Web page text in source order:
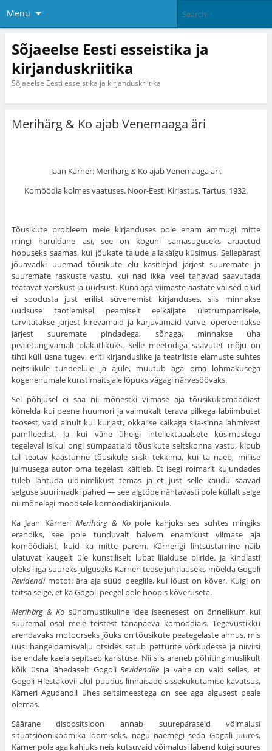
Menu
Sõjaeelse Eesti esseistika ja
kirjanduskriitika
Sõjaeelse Eesti esseistika ja kirjanduskriitika
Merihärg & Ko ajab Venemaaga äri
Jaan Kärner: Merihärg& Ko ajab Venemaaga äri.
Komöödia kolmes vaatuses. Noor-Eesti Kirjastus, Tartus, 1932.
Tõusikute probleem meie kirjanduses pole enam ammugi mitte
mingi haruldane asi, see on koguni samasuguseks äraaetud
hobuseks saamas, kui jõukate talude allakäigu küsimus. Sellepärast
jõuavadki uuemad tõusikute elu käsitlejad järjest suuremate ja
suuremate raskuste vastu, kui nad ikka veel tahavad saavutada
teatavat värskust ja uudsust. Kuna aga viimaste aastate välised olud
ei soodusta just erilist süvenemist kirjanduses, siis minnakse
uudsuse taotlemisel peamiselt eelkäijate ületrumpamisele,
tarvitatakse järjest kirevamaid ja karjuvamaid värve, opereeritakse
järjest suuremate pindadega, sõnaga, minnakse üha
pealetungivamalt plakatlikuks. Selle meetodiga saavutet mõju on
tihti küll üsna tugev, eriti kirjanduslike ja teatriliste elamuste suhtes
neitsilikule tundeelule ja ajule, muutub aga oma lohmakusega
kogenenumale kunstimaitsjale lõpuks vägagi närvesöövaks.
Sel põhjusel ei saa nii mõnestki viimase aja tõusikukomöödiast
kõnelda kui peene huumori ja vaimukalt terava pilkega läbiimbutet
teosest, vaid ainult kui kurjast, okkalise kaikaga siia-sinna lahmivast
pamfleedist. Ja kui vähe ühelgi intellektuaalsete küsimustega
tegeleval isikul ongi sümpaatiaid tõusikute seltskonna vastu, kipub
tal teatav kaastunne tõusikule siiski tekkima, kui ta näeb, millise
julmusega autor oma tegelast käitleb. Et isegi roimarit kujundades
tuleb lähtuda üldinimlikust temas ja et just selle kaudu saavad
selguse suurimadki pahed — see algtõde nähtavasti pole küllalt selge
nii mõnelegi moodsele kornöödiakirjanikule.
Ka Jaan Kärneri Merihärg & Ko pole kahjuks ses suhtes mingiks
erandiks, see pole tunduvalt halvem enamikust viimase aja
komöödiaist, kuid ka mitte parem. Kärnerigi lihtsustamine näib
ulatuvat kaugelt üle kunstiliselt lubat liialduse piiride. Ja kindlasti
oleks liiga suureks julguseks Kärneri teose juhtlauseks mõelda Gogoli
Revidendi motot: ära aja süüd peeglile, kui lõust on kõver. Kuigi on
täitsa selge, et ka Gogoli peegel pole hoopis kõveruseta.
Merihärg & Ko sündmustikuline idee iseenesest on õnnelikum kui
suuremal osal meie teistest tänapäeva komöödiais. Tegevustikku
arendavaks motoorseks jõuks on tõusikute peategelaste ahnus, mis
uusi hangeldamisvälju otsides satub petturite võrkudesse ja niiviisi
ise endale kaela sepitseb karistuse. Nii siis areneb põhitingimuslikult
kõik üsna lähedaselt GogoliRevidendile ja vahe on vaid selles, et
Gogoli Hlestakovil alul puudus linnaisade sissekukutamise kavatsus,
Kärneri Agudandil ühes seltsimeestega on see aga algusest peale
olemas.
Säärane dispositsioon annab suurepäraseid võimalusi
situatsioonikoomika loomiseks, nagu näemegi seda Gogoli juures,
Kärner pole aga kahjuks neis kutsuvaid võimalusi läbend kuigi suures